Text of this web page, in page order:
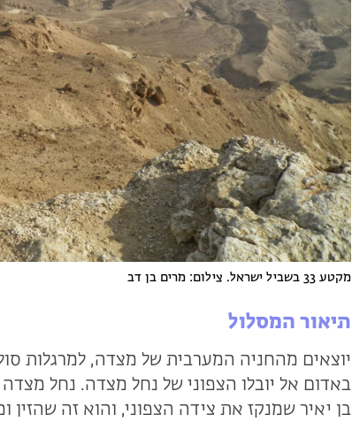
מקטע 33 בשביל ישראל. צילום: מרים בן דב
תיאור המסלול
יוצאים מהחניה המערבית של מצדה, למרגלות
באדום אל יובלו הצפוני של נחל מצדה. נחל
בן יאיר שמנקז את צידה הצפוני, והוא זה